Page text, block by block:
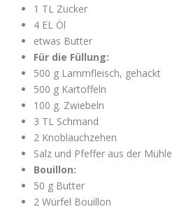
1 TL Zucker
4 EL Öl
etwas Butter
Für die Füllung:
500 g Lammfleisch, gehackt
500 g Kartoffeln
100 g. Zwiebeln
3 TL Schmand
2 Knoblauchzehen
Salz und Pfeffer aus der Mühle
Bouillon:
50 g Butter
2 Würfel Bouillon